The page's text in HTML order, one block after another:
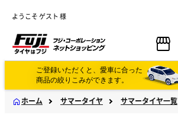
ようこそ ゲスト 様
ご登録いただくと、愛車に合った
商品の絞りこみができます。
ホーム サマータイヤ サマータイヤ一覧